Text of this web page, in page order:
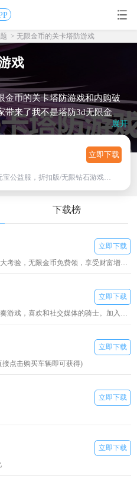
> 无限金币的关卡塔防游戏
戏
金币的关卡塔防游戏和内购破
带来了我不是塔防3d无限金
解游戏大全，感兴趣的小伙伴展开
聚合全网BT/GM无限元宝公益服，折扣版/无限钻石游戏下载
立即下载
下载榜
这将是一场智慧和策略的大考验，无限金币免费领，享受财富增长的快感。
立即下载
《纸骑士》是关于爱的节奏游戏，喜欢和社交媒体的骑士。加入的力
立即下载
点击购买车辆即可获得)
立即下载
立即下载
立即下载